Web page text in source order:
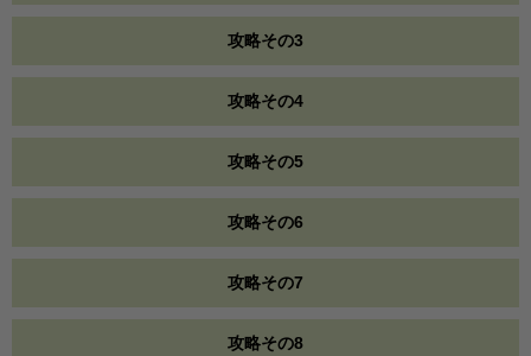
攻略その3
攻略その4
攻略その5
攻略その6
攻略その7
攻略その8